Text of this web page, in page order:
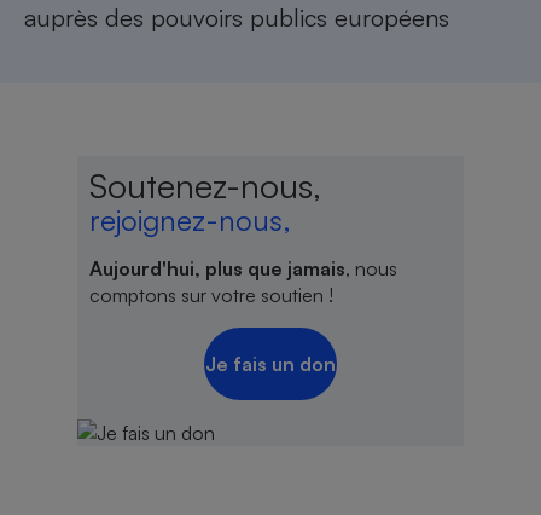
auprès des pouvoirs publics européens
Soutenez-nous,
rejoignez-nous,
Aujourd'hui, plus que jamais, nous
comptons sur votre soutien !
Je fais un don